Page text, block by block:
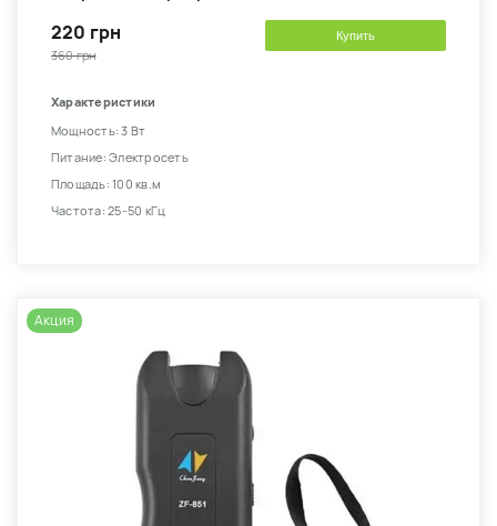
220 грн
360 грн
Купить
Характеристики
Мощность: 3 Вт
Питание: Электросеть
Площадь: 100 кв.м
Частота: 25-50 кГц
Акция